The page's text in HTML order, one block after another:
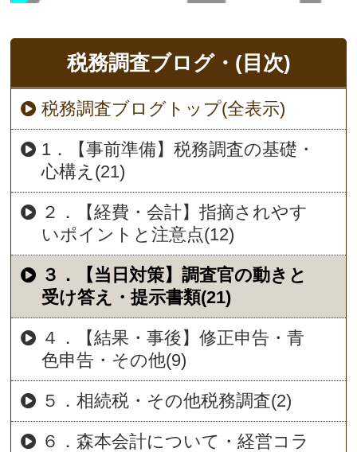
税務調査ブログ・(目次)
税務調査ブログトップ(全表示)
1．【事前準備】税務調査の基礎・
心構え(21)
２．【経費・会計】指摘されやす
いポイントと注意点(12)
３．【当日対策】調査官の動きと
受け答え・提示書類(21)
４．【結果・事後】修正申告・青
色申告・その他(9)
５．相続税・その他税務調査(2)
６．森本会計について・経営コラ